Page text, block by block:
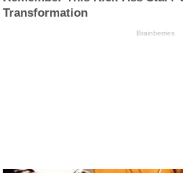
Transformation
Brainberries